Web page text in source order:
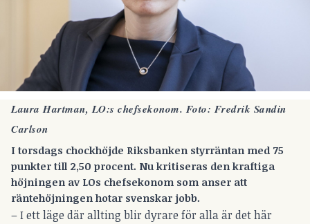
Laura Hartman, LO:s chefsekonom. Foto: Fredrik Sandin
Carlson
I torsdags chockhöjde Riksbanken styrräntan med 75
punkter till 2,50 procent. Nu kritiseras den kraftiga
höjningen av LOs chefsekonom som anser att
räntehöjningen hotar svenskar jobb.
– I ett läge där allting blir dyrare för alla är det här